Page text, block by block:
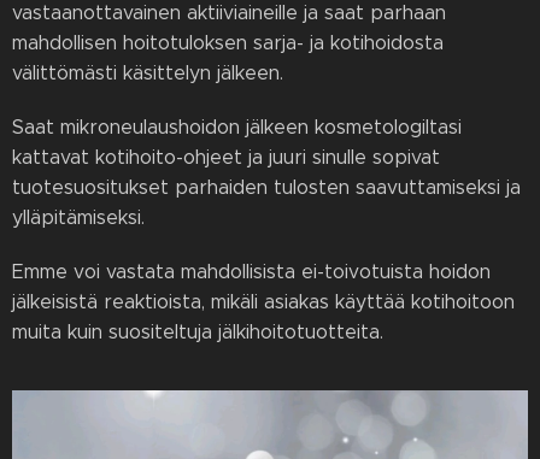
vastaanottavainen aktiiviaineille ja saat parhaan
mahdollisen hoitotuloksen sarja- ja kotihoidosta
välittömästi käsittelyn jälkeen.
Saat mikroneulaushoidon jälkeen kosmetologiltasi
kattavat kotihoito-ohjeet ja juuri sinulle sopivat
tuotesuositukset parhaiden tulosten saavuttamiseksi ja
ylläpitämiseksi.
Emme voi vastata mahdollisista ei-toivotuista hoidon
jälkeisistä reaktioista, mikäli asiakas käyttää kotihoitoon
muita kuin suositeltuja jälkihoitotuotteita.